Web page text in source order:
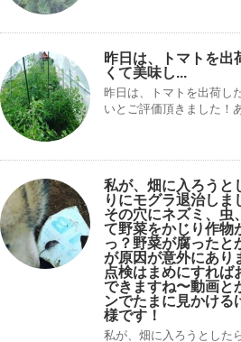
昨日は、トマトを出
くて美味し...
昨日は、トマトを出荷し
いとご評価頂きました！
私が、畑に入ろうと
りにモグラ退治しま
その穴にネズミ、虫
て野菜をかじり作物
っ？野菜が腐ったと
が原因が意外にあり
点検はまめにすれば
できますね〜動画と
ンでたまに見かける
様です！
私が、畑に入ろうとした